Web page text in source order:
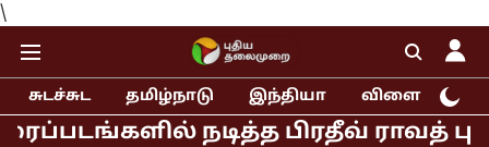
\
சுடச்சுட தமிழ்நாடு இந்தியா விளையாட்டு
நடித்த பிரதீவ் ராவத்